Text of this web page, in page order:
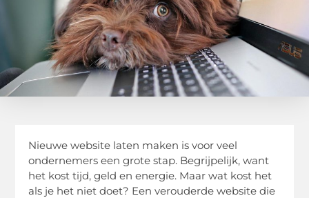
Nieuwe website laten maken is voor veel
ondernemers een grote stap. Begrijpelijk, want
het kost tijd, geld en energie. Maar wat kost het
als je het niet doet? Een verouderde website die